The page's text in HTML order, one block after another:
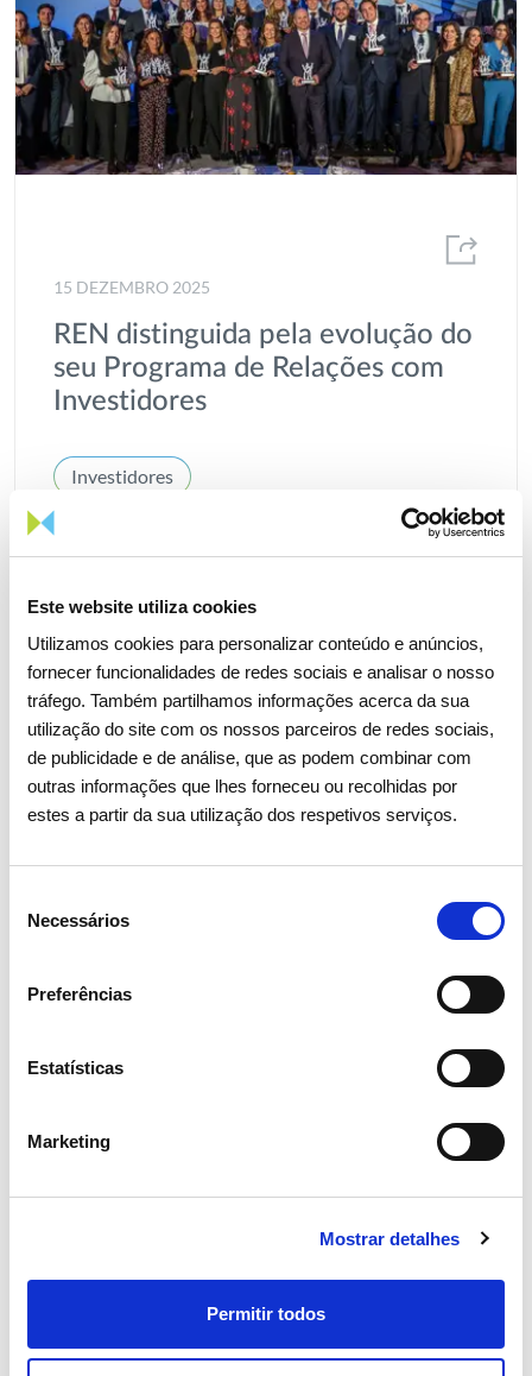
Este website utiliza cookies
Utilizamos cookies para personalizar conteúdo e anúncios,
fornecer funcionalidades de redes sociais e analisar o nosso
tráfego. Também partilhamos informações acerca da sua
utilização do site com os nossos parceiros de redes sociais,
de publicidade e de análise, que as podem combinar com
outras informações que lhes forneceu ou recolhidas por
estes a partir da sua utilização dos respetivos serviços.
Necessários
Preferências
Estatísticas
Marketing
Mostrar detalhes
Permitir todos
15 DEZEMBRO 2025
REN distinguida pela evolução do
seu Programa de Relações com
Investidores
Investidores
REN adquire portfólio de ativos
de transmissão de eletricidade no
Chile por US$ 67,5 milhões